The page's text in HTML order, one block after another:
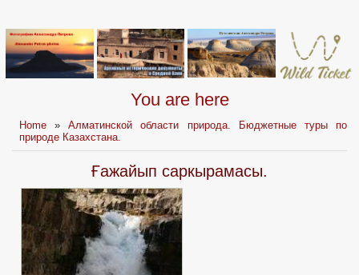
You are here
Home »Алматинской области природа. Бюджетные туры по
природе Казахстана.
Ғажайып саркырамасы.